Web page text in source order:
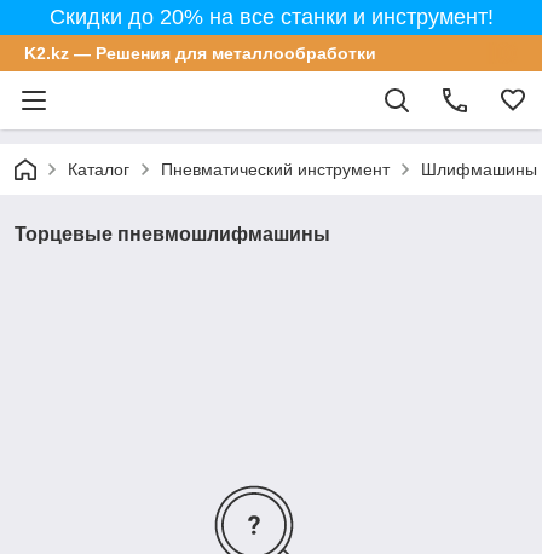
Скидки до 20% на все станки и инструмент!
K2.kz — Решения для металлообработки
Каталог Пневматический инструмент Шлифмашины
Торцевые пневмошлифмашины